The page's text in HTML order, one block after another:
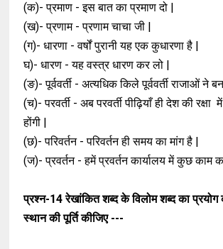
(क)- प्रमाण - इस बात का प्रमाण दो |
(ख)- प्रणाम - प्रणाम चाचा जी |
(ग)- धारणा - वर्षों पुरानी यह एक कुधारणा है |
घ)- धारण - यह वस्त्र धारण कर लो |
(ङ)- पूर्ववर्ती - अत्यधिक किले पूर्ववर्ती राजाओं ने
(च)- परवर्ती - अब परवर्ती पीढ़ियाँ ही देश की रक्षा
होंगी |
(छ)- परिवर्तन - परिवर्तन ही समय का मांग है |
(ज)- प्रवर्तन - हमें प्रवर्तन कार्यालय में कुछ काम
प्रश्न-14रेखांकित शब्द के विलोम शब्द का प्रयोग
स्थान की पूर्ति कीजिए ---